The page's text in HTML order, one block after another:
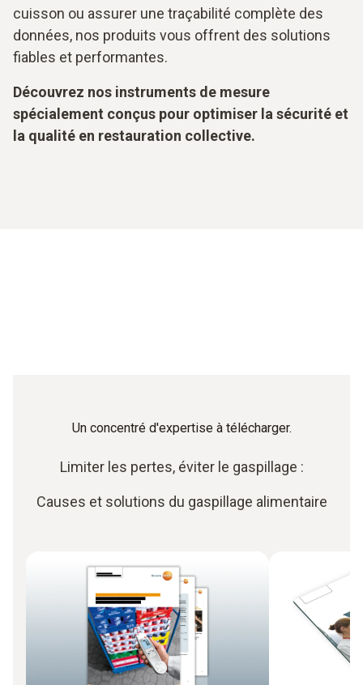
cuisson ou assurer une traçabilité complète des
données, nos produits vous offrent des solutions
fiables et performantes.
Découvrez nos instruments de mesure
spécialement conçus pour optimiser la sécurité et
la qualité en restauration collective.
Un concentré d'expertise à télécharger.
Limiter les pertes, éviter le gaspillage :
Causes et solutions du gaspillage alimentaire